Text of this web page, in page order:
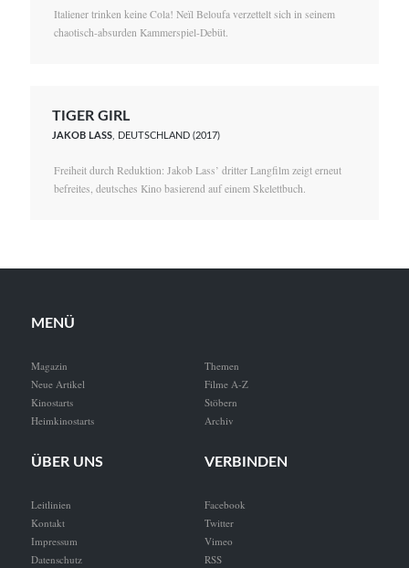
Italiener trinken keine Cola! Neïl Beloufa verzettelt sich in seinem
chaotisch-absurden Kammerspiel-Debüt.
TIGER GIRL
JAKOB LASS , DEUTSCHLAND (2017)
Freiheit durch Reduktion: Jakob Lass’ dritter Langfilm zeigt erneut
befreites, deutsches Kino basierend auf einem Skelettbuch.
MENÜ
Magazin
Neue Artikel
Kinostarts
Heimkinostarts
Themen
Filme A-Z
Stöbern
Archiv
ÜBER UNS
Leitlinien
Kontakt
Impressum
Datenschutz
VERBINDEN
Facebook
Twitter
Vimeo
RSS